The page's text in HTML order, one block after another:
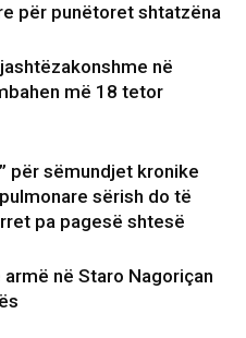
për punëtoret shtatzëna
në
më 18 tetor
për sëmundjet kronike
sërish do të
pa pagesë shtesë
në Staro Nagoriçan